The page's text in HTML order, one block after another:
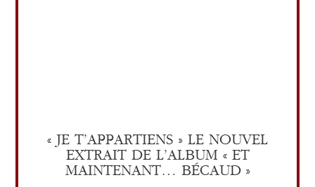
« JE T’APPARTIENS » LE NOUVEL
EXTRAIT DE L’ALBUM « ET
MAINTENANT… BÉCAUD »